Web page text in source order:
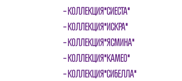
КОЛЛЕКЦИЯ"СИЕСТА"
КОЛЛЕКЦИЯ"ИСКРА"
КОЛЛЕКЦИЯ"ЯСМИНА"
КОЛЛЕКЦИЯ"КАМЕО"
КОЛЛЕКЦИЯ"СИБЕЛЛА"